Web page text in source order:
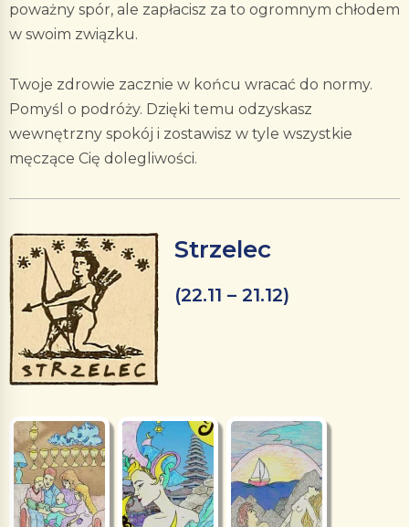
poważny spór, ale zapłacisz za to ogromnym chłodem
w swoim związku.
Twoje zdrowie zacznie w końcu wracać do normy.
Pomyśl o podróży. Dzięki temu odzyskasz
wewnętrzny spokój i zostawisz w tyle wszystkie
męczące Cię dolegliwości.
Strzelec
(22.11 – 21.12)